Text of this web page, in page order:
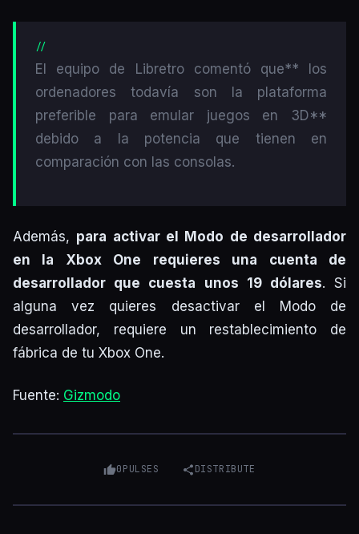
El equipo de Libretro comentó que** los
ordenadores todavía son la plataforma
preferible para emular juegos en 3D**
debido a la potencia que tienen en
comparación con las consolas.
Además, para activar el Modo de desarrollador
en la Xbox One requieres una cuenta de
desarrollador que cuesta unos 19 dólares. Si
alguna vez quieres desactivar el Modo de
desarrollador, requiere un restablecimiento de
fábrica de tu Xbox One.
Fuente: Gizmodo
0PULSES DISTRIBUTE